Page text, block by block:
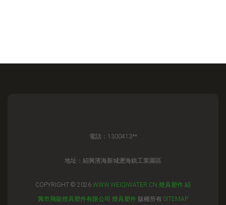
電話：1300413**
地址：紹興濱海新城瀝海鎮工業園區
COPYRIGHT © 2026 WWW.WEIQIWATER.CN 燈具塑件 紹
興市飛龍燈具塑件有限公司 燈具塑件 版權所有 SITEMAP